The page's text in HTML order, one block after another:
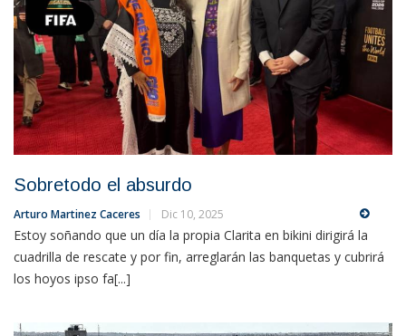
Sobretodo el absurdo
Arturo Martinez Caceres Dic 10, 2025
Estoy soñando que un día la propia Clarita en bikini dirigirá la
cuadrilla de rescate y por fin, arreglarán las banquetas y cubrirá
los hoyos ipso fa[...]